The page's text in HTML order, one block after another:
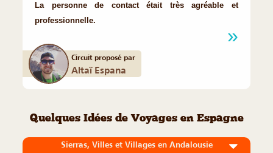
La personne de contact était très agréable et
professionnelle.
Circuit proposé par
Altaï Espana
Quelques Idées de Voyages en Espagne
Sierras, Villes et Villages en Andalousie